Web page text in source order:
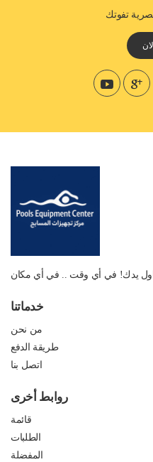
تفوتك
يدك! في أي وقت .. في أي مكان
خدماتنا
من نحن
طريقة الدفع
اتصل بنا
روابط أخرى
قائمة
الطلبات
المفضلة